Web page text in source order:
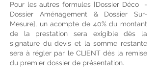
Pour les autres formules [Dossier Déco -
Dossier Aménagement & Dossier Sur-
Mesure], un acompte de 40% du montant
de la prestation sera exigible dès la
signature du devis et la somme restante
sera à régler par le CLIENT dès la remise
du premier dossier de présentation.